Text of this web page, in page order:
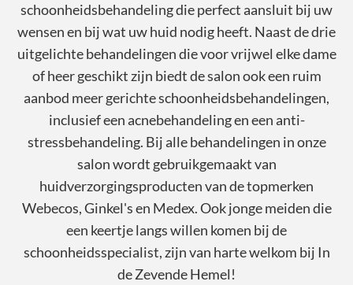
schoonheidsbehandeling die perfect aansluit bij uw
wensen en bij wat uw huid nodig heeft. Naast de drie
uitgelichte behandelingen die voor vrijwel elke dame
of heer geschikt zijn biedt de salon ook een ruim
aanbod meer gerichte schoonheidsbehandelingen,
inclusief een acnebehandeling en een anti-
stressbehandeling. Bij alle behandelingen in onze
salon wordt gebruikgemaakt van
huidverzorgingsproducten van de topmerken
Webecos, Ginkel's en Medex. Ook jonge meiden die
een keertje langs willen komen bij de
schoonheidsspecialist, zijn van harte welkom bij In
de Zevende Hemel!